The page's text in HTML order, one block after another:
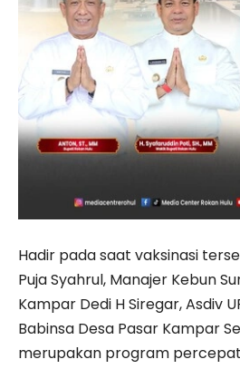
Hadir pada saat vaksinasi
Puja Syahrul, Manajer Kebun
Kampar Dedi H Siregar, Asdiv
Babinsa Desa Pasar Kampar
merupakan program